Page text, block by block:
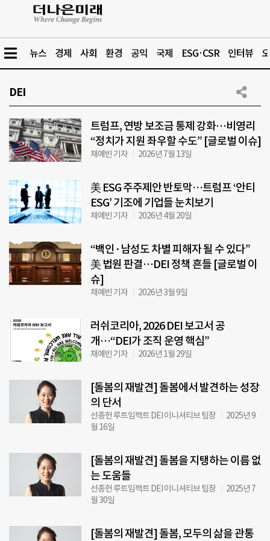
뉴스 경제 사회 환경 공익 국제 ESG·CSR 인터뷰
DEI
트럼프, 연방 보조금 통제 강화…비영리
“정치가 지원 좌우할 수도” [글로벌 이슈]
채예빈 기자 2026년 7월 13일
美 ESG 주주제안 반토막…트럼프 ‘안티
ESG’ 기조에 기업들 눈치보기
채예빈 기자 2026년 4월 20일
“백인·남성도 차별 피해자 될 수 있다”
美 법원 판결…DEI 정책 흔들 [글로벌 이
슈]
채예빈 기자 2026년 3월 9일
러쉬코리아, 2026 DEI 보고서 공
개…“DEI가 조직 운영 핵심”
채예빈 기자 2026년 1월 29일
[돌봄의 재발견] 돌봄에서 발견하는 성장
의 단서
선종헌 루트임팩트 DEI 이니셔티브 팀장
2025년 9
월 16일
[돌봄의 재발견] 돌봄을 지탱하는 이름 없
는 도움들
선종헌 루트임팩트 DEI 이니셔티브 팀장
2025년 7
월 30일
[돌봄의 재발견] 돌봄, 모두의 삶을 관통